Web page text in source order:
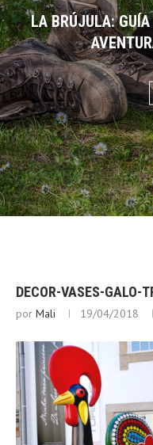
GUÍA DE
MÁS
LA BRÚJULA:
DECOR-VASES-GALO-
por Mali 19/04/2018